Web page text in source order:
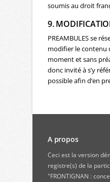
soumis au droit
9.
PREAMBULES se
modifier le contenu
moment et sans
donc invité à s’y
possible afin d’en
A propos
Ceci est la version
registre(s) de la
"FRONTIGNAN :